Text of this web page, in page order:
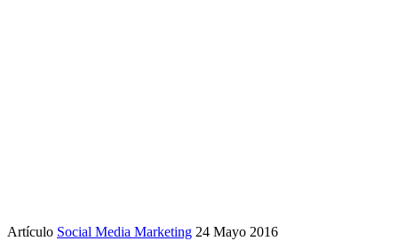
Artículo Social Media Marketing 24 Mayo 2016